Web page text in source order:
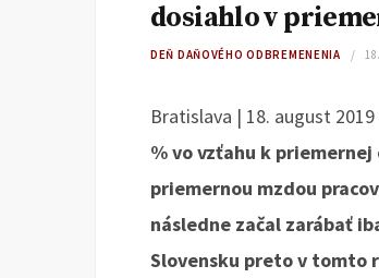
dosiahlo v
DEŇ DAŇOVÉHO ODBREMENENIA
Bratislava | 18. august 2019
% vo vzťahu k
priemernou mzdou
následne začal zarábať
Slovensku preto v tomto